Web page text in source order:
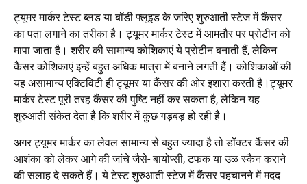
ट्यूमर मार्कर टेस्ट ब्लड या बॉडी फ्लूइड के जरिए शुरुआती स्टेज में कैंसर
का पता लगाने का तरीका है। ट्यूमर मार्कर टेस्ट में आमतौर पर प्रोटीन को
मापा जाता है। शरीर की सामान्य कोशिकाएं ये प्रोटीन बनाती हैं, लेकिन
कैंसर कोशिकाएं इन्हें बहुत अधिक मात्रा में बनाने लगती हैं। कोशिकाओं की
यह असामान्य एक्टिविटी ही ट्यूमर या कैंसर की ओर इशारा करती है।ट्यूमर
मार्कर टेस्ट पूरी तरह कैंसर की पुष्टि नहीं कर सकता है, लेकिन यह
शुरुआती संकेत देता है कि शरीर में कुछ गड़बड़ हो रही है।
अगर ट्यूमर मार्कर का लेवल सामान्य से बहुत ज्यादा है तो डॉक्टर कैंसर की
आशंका को लेकर आगे की जांचे जैसे- बायोप्सी, टफक या उळ स्कैन कराने
की सलाह दे सकते हैं। ये टेस्ट शुरुआती स्टेज में कैंसर पहचानने में मदद